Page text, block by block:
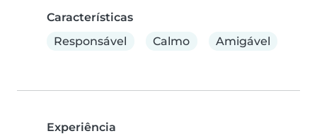
Características
Responsável
Calmo Amigável
Experiência